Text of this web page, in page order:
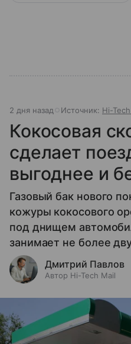
2 дня назад Источник: Hi-
Кокосовая
сделает
выгоднее и
Газовый бак нового
кожуры кокосового
под днищем
занимает не более
Дмитрий Павлов
Автор Hi-Tech Mail